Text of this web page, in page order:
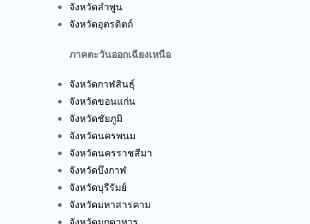
จังหวัดลำพูน
จังหวัดอุตรดิตถ์
ภาคตะวันออกเฉียงเหนือ
จังหวัดกาฬสินธุ์
จังหวัดขอนแก่น
จังหวัดชัยภูมิ
จังหวัดนครพนม
จังหวัดนครราชสีมา
จังหวัดบึงกาฬ
จังหวัดบุรีรัมย์
จังหวัดมหาสารคาม